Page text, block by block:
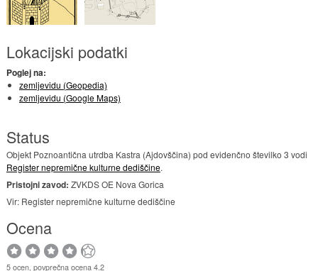
Lokacijski podatki
Poglej na:
zemljevidu (Geopedia)
zemljevidu (Google Maps)
Status
Objekt Poznoantična utrdba Kastra (Ajdovščina) pod evidenčno številko 3 vodi
Register nepremične kulturne dediščine.
Pristojni zavod: ZVKDS OE Nova Gorica
Vir: Register nepremične kulturne dediščine
Ocena
5 ocen, povprečna ocena 4.2